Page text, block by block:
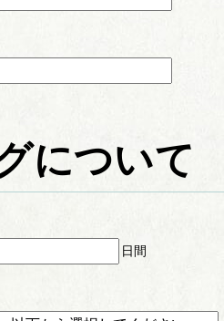
について
日間